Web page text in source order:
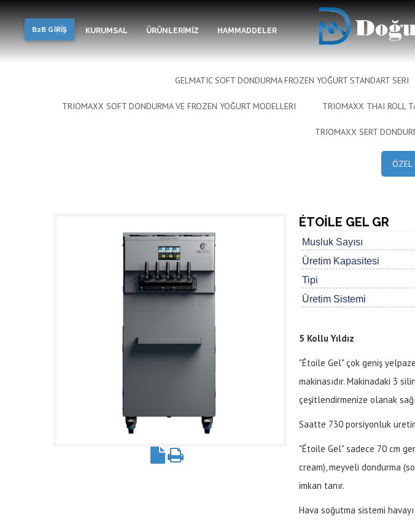
Soft Dondurma, Frozen Yoğurt
B2B GİRİŞ KURUMSAL ÜRÜNLERİMİZ HAMMADDELER
GELMATIC SOFT DONDURMA FROZEN YOĞURT STANDART SERI
TRIOMAXX SOFT DONDURMA VE FROZEN YOĞURT MODELLERI TRIOMAXX THAI ROLL
TRIOMAXX SERT
ÖZEL
ÉTOİLE GEL GR
Musluk Sayısı
Üretim Kapasitesi
Tipi
Üretim Sistemi
5 Kollu Yıldız
"Étoile Gel" çok geniş
makinasıdır. Makinadaki 3
çeşitlendirmenize olanak
Saatte 730 porsiyonluk
"Étoile Gel" sadece 70 cm
cream), meyveli dondurma
imkan tanır.
Hava soğutma sistemi